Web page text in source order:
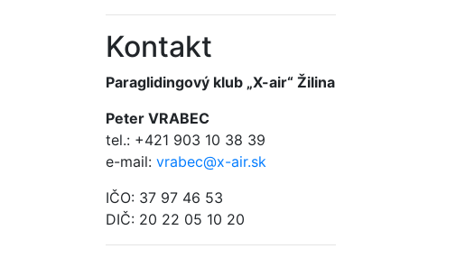
Kontakt
Paraglidingový klub „X-air“ Žilina
Peter VRABEC
tel.: +421 903 10 38 39
e-mail: vrabec@x-air.sk
IČO: 37 97 46 53
DIČ: 20 22 05 10 20